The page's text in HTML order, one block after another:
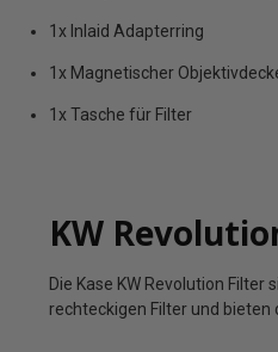
1x Inlaid Adapterring
1x Magnetischer
1x Tasche für Filter
KW
Die Kase KW Revolution
rechteckigen Filter und